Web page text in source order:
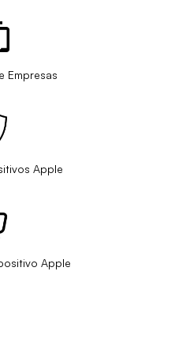
Empresas
Apple
Apple